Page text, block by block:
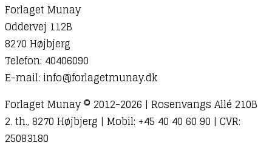
Forlaget Munay
Oddervej 112B
8270 Højbjerg
Telefon: 40406090
E-mail: info@forlagetmunay.dk
Forlaget Munay © 2012-2026 | Rosenvangs Allé 210B
2. th., 8270 Højbjerg | Mobil: +45 40 40 60 90 | CVR:
25083180